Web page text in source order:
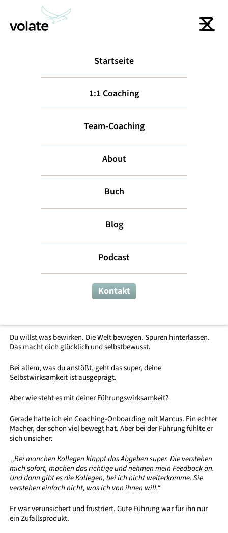
Startseite
1:1 Coaching
Team-Coaching
About
Buch
Blog
Podcast
Kontakt
Erlebe deine
Führungs-
Wirksamkeit
Du willst was bewirken. Die Welt bewegen. Spuren hinterlassen.
Das macht dich glücklich und selbstbewusst.
Bei allem, was du anstößt, geht das super, deine
Selbstwirksamkeit ist ausgeprägt.
Aber wie steht es mit deiner Führungswirksamkeit?
Gerade hatte ich ein Coaching-Onboarding mit Marcus. Ein echter
Macher, der schon viel bewegt hat. Aber bei der Führung fühlte er
sich unsicher:
„Bei manchen Kollegen klappt das Abgeben super. Die verstehen
mich sofort, machen das richtige und nehmen mein Feedback an.
Und dann gibt es die Kollegen, bei ich nicht weiterkomme. Sie
verstehen einfach nicht, was ich von ihnen will.“
Er war verunsichert und frustriert. Gute Führung war für ihn nur
ein Zufallsprodukt.